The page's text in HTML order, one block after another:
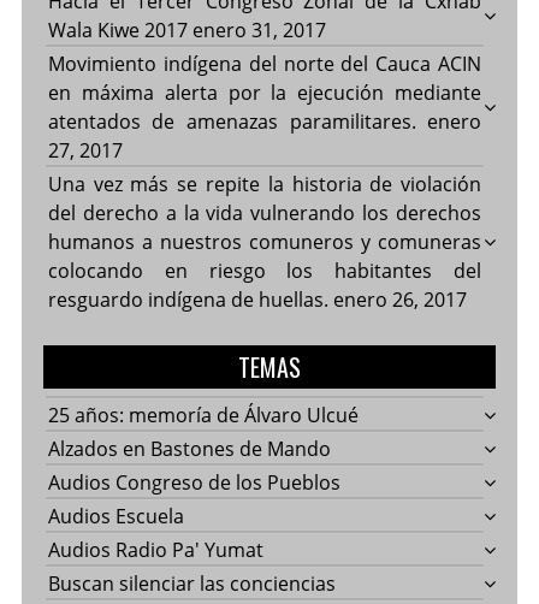
Wala Kiwe 2017 enero 31, 2017
Movimiento indígena del norte del Cauca ACIN
en máxima alerta por la ejecución mediante
atentados de amenazas paramilitares. enero
27, 2017
Una vez más se repite la historia de violación
del derecho a la vida vulnerando los derechos
humanos a nuestros comuneros y comuneras
colocando en riesgo los habitantes del
resguardo indígena de huellas. enero 26, 2017
TEMAS
25 años: memoría de Álvaro Ulcué
Alzados en Bastones de Mando
Audios Congreso de los Pueblos
Audios Escuela
Audios Radio Pa' Yumat
Buscan silenciar las conciencias